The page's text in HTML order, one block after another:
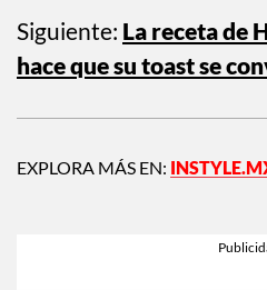
Siguiente: La receta de
hace que su toast se
EXPLORA MÁS EN: